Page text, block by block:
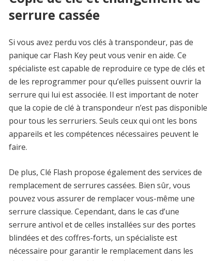
serrure cassée
Si vous avez perdu vos clés à transpondeur, pas de
panique car Flash Key peut vous venir en aide. Ce
spécialiste est capable de reproduire ce type de clés et
de les reprogrammer pour qu’elles puissent ouvrir la
serrure qui lui est associée. Il est important de noter
que la copie de clé à transpondeur n’est pas disponible
pour tous les serruriers. Seuls ceux qui ont les bons
appareils et les compétences nécessaires peuvent le
faire.
De plus, Clé Flash propose également des services de
remplacement de serrures cassées. Bien sûr, vous
pouvez vous assurer de remplacer vous-même une
serrure classique. Cependant, dans le cas d’une
serrure antivol et de celles installées sur des portes
blindées et des coffres-forts, un spécialiste est
nécessaire pour garantir le remplacement dans les